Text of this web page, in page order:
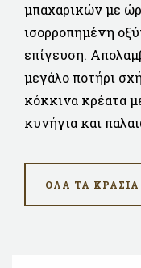
μπαχαρικών με
ισορροπημένη
επίγευση.
μεγάλο ποτήρι
κόκκινα κρέατα
κυνήγια και
ΟΛΑ ΤΑ ΚΡΑΣΙΑ